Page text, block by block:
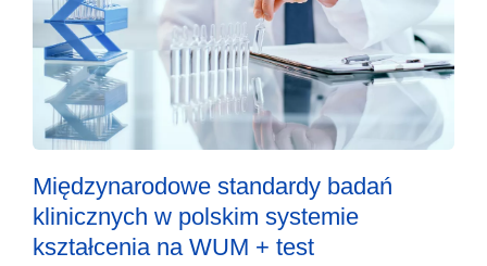
Międzynarodowe standardy badań
klinicznych w polskim systemie
kształcenia na WUM + test